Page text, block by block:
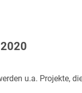
u.a. Projekte,